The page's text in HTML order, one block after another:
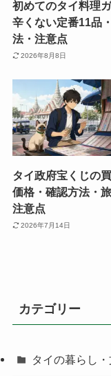
初めてのタイ料理ガ
辛くない定番11品
法・注意点
2026年8月8日
タイ政府宝くじの買
価格・確認方法・
注意点
2026年7月14日
カテゴリー
タイの暮らし